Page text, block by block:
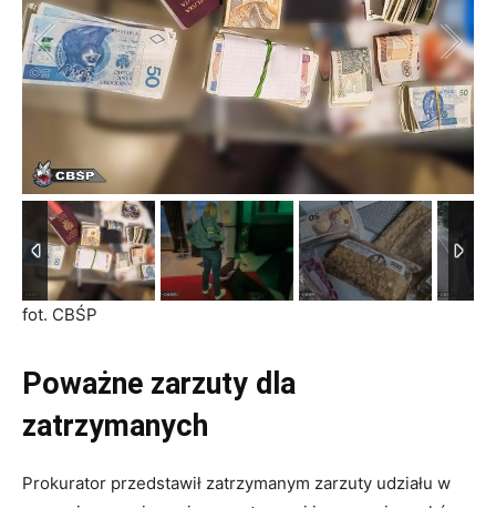
1/6
fot. CBŚP
Poważne zarzuty dla
zatrzymanych
Prokurator przedstawił zatrzymanym zarzuty udziału w